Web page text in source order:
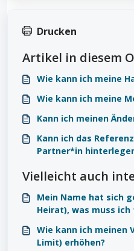
Drucken
Artikel in diesem
Wie kann ich meine
Wie kann ich meine
Kann ich meinen
Kann ich das
Partner*in
Vielleicht auch
Mein Name hat sich
Heirat), was muss ich
Wie kann ich meinen
Limit) erhöhen?